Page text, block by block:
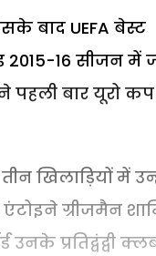
बाद UEFA बेस्ट
2015-16 सीजन में
पहली बार यूरो कप
खिलाड़ियों में
ग्रीजमैन
प्रतिद्वंद्वी